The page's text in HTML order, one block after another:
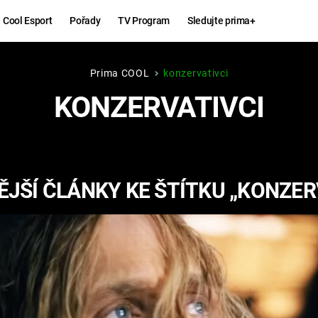
Cool Esport Pořady TV Program Sledujte prima+
Hry
KINGDOM
COME:
DELIVERANCE
ESPORT
Zábava
CHUCK
Prima COOL konzervativci
KONZERVATIVCI
ČLÁNKY KE ŠTÍTKU